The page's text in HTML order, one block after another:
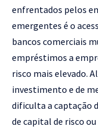
enfrentados pelos
emergentes é o
bancos comerciais
empréstimos a
risco mais elevado.
investimento e de
dificulta a captação
de capital de risco